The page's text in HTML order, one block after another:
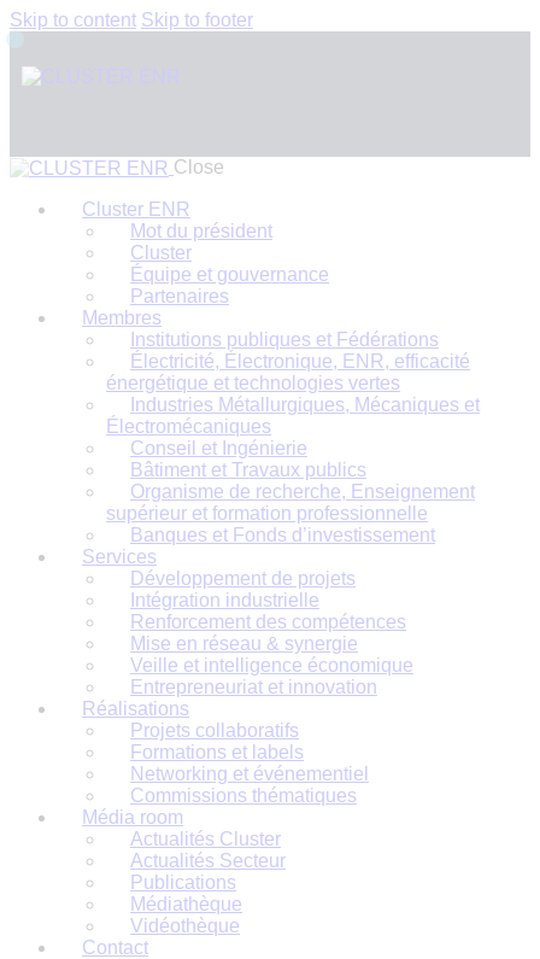
Skip to content Skip to footer
Close
Cluster ENR
Mot du président
Cluster
Équipe et gouvernance
Partenaires
Membres
Institutions publiques et Fédérations
Électricité, Électronique, ENR, efficacité
énergétique et technologies vertes
Industries Métallurgiques, Mécaniques et
Électromécaniques
Conseil et Ingénierie
Bâtiment et Travaux publics
Organisme de recherche, Enseignement
supérieur et formation professionnelle
Banques et Fonds d’investissement
Services
Développement de projets
Intégration industrielle
Renforcement des compétences
Mise en réseau & synergie
Veille et intelligence économique
Entrepreneuriat et innovation
Réalisations
Projets collaboratifs
Formations et labels
Networking et événementiel
Commissions thématiques
Média room
Actualités Cluster
Actualités Secteur
Publications
Médiathèque
Vidéothèque
Contact